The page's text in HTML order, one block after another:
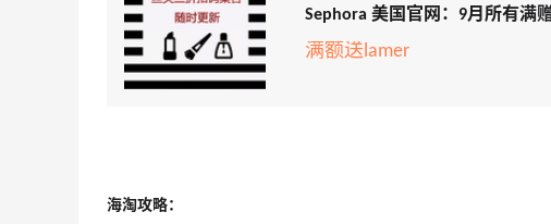
Sephora 美国官网：9月所有满
满额送lamer
海淘攻略：